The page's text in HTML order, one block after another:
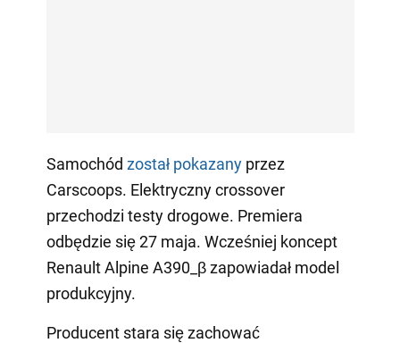
Samochód został pokazanyprzez
Carscoops. Elektryczny crossover
przechodzi testy drogowe. Premiera
odbędzie się 27 maja. Wcześniej koncept
Renault Alpine A390_β zapowiadał model
produkcyjny.
Producent stara się zachować